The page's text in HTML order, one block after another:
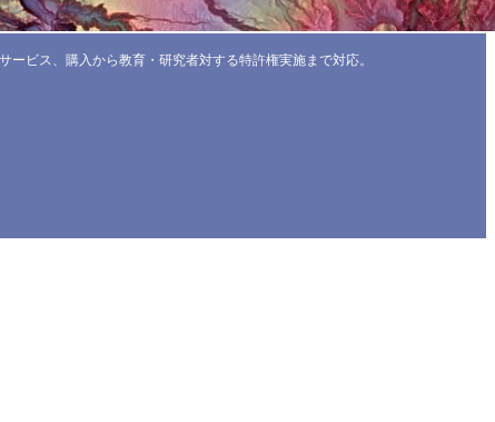
ービス、購入から教育・研究者対する特許権実施まで対応。